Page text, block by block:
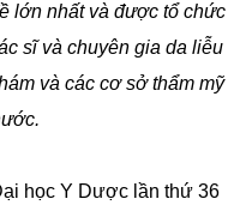
lớn nhất và được tổ chức
sĩ và chuyên gia da liễu
và các cơ sở thẩm mỹ